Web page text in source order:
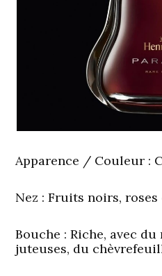
Apparence / Couleur :
Nez : Fruits noirs, roses
Bouche : Riche, avec
juteuses, du